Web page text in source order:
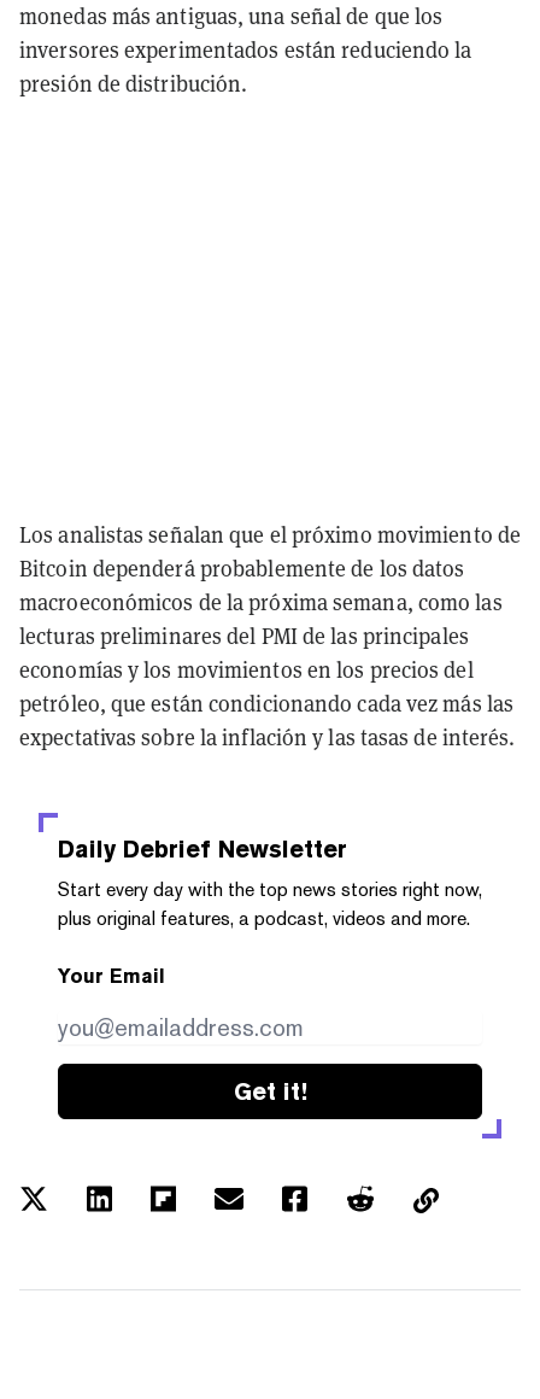
monedas más antiguas, una señal de que los
inversores experimentados están reduciendo la
presión de distribución.
Los analistas señalan que el próximo movimiento de
Bitcoin dependerá probablemente de los datos
macroeconómicos de la próxima semana, como las
lecturas preliminares del PMI de las principales
economías y los movimientos en los precios del
petróleo, que están condicionando cada vez más las
expectativas sobre la inflación y las tasas de interés.
Daily Debrief Newsletter
Start every day with the top news stories right now,
plus original features, a podcast, videos and more.
Your Email
Get it!